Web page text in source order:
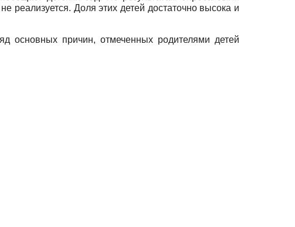
реализуется. Доля этих детей достаточно высока и
основных причин, отмеченных родителями детей